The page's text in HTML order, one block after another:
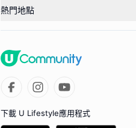
熱門地點
下載 U Lifestyle應用程式